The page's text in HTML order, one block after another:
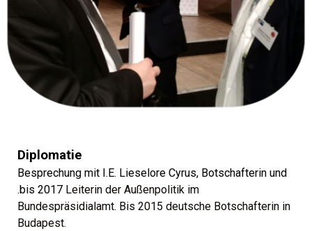
Diplomatie
Besprechung mit I.E. Lieselore Cyrus, Botschafterin und
.bis 2017 Leiterin der Außenpolitik im
Bundespräsidialamt. Bis 2015 deutsche Botschafterin in
Budapest.